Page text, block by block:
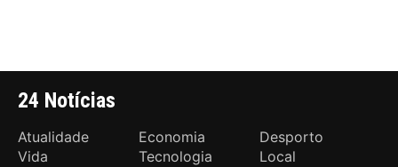
24 Notícias
Atualidade Economia
Desporto
Vida
Tecnologia Local